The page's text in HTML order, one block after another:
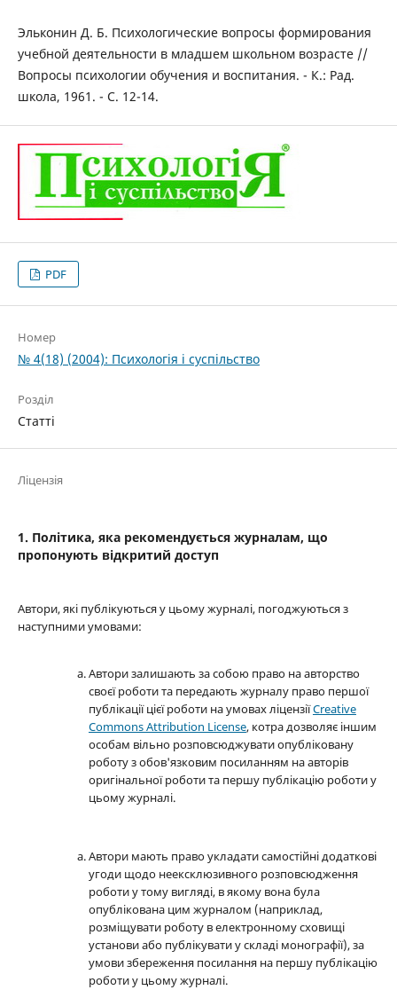
Эльконин Д. Б. Психологические вопросы формирования
учебной деятельности в младшем школьном возрасте //
Вопросы психологии обучения и воспитания. - К.: Рад.
школа, 1961. - С. 12-14.
PDF
Номер
№ 4(18) (2004): Психологія і суспільство
Розділ
Статті
Ліцензія
1. Політика, яка рекомендується журналам, що
пропонують відкритий доступ
Автори, які публікуються у цьому журналі, погоджуються з
наступними умовами:
Автори залишають за собою право на авторство
своєї роботи та передають журналу право першої
публікації цієї роботи на умовах ліцензіїCreative
Commons Attribution License, котра дозволяє іншим
особам вільно розповсюджувати опубліковану
роботу з обов'язковим посиланням на авторів
оригінальної роботи та першу публікацію роботи у
цьому журналі.
Автори мають право укладати самостійні додаткові
угоди щодо неексклюзивного розповсюдження
роботи у тому вигляді, в якому вона була
опублікована цим журналом (наприклад,
розміщувати роботу в електронному сховищі
установи або публікувати у складі монографії), за
умови збереження посилання на першу публікацію
роботи у цьому журналі.